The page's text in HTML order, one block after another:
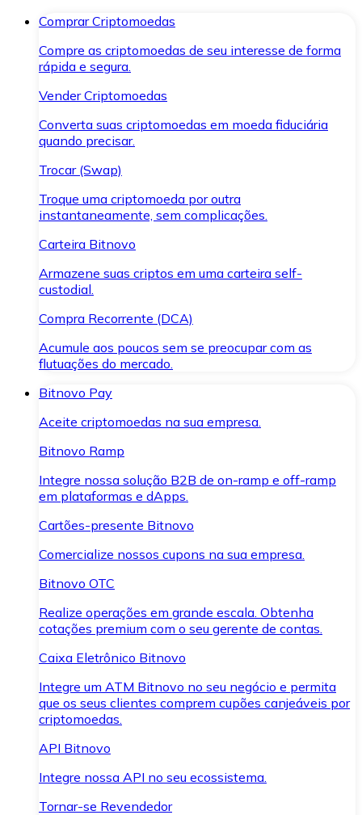
Comprar Criptomoedas
Compre as criptomoedas de seu interesse de forma
rápida e segura.
Vender Criptomoedas
Converta suas criptomoedas em moeda fiduciária
quando precisar.
Trocar (Swap)
Troque uma criptomoeda por outra
instantaneamente, sem complicações.
Carteira Bitnovo
Armazene suas criptos em uma carteira self-
custodial.
Compra Recorrente (DCA)
Acumule aos poucos sem se preocupar com as
flutuações do mercado.
Bitnovo Pay
Aceite criptomoedas na sua empresa.
Bitnovo Ramp
Integre nossa solução B2B de on-ramp e off-ramp
em plataformas e dApps.
Cartões-presente Bitnovo
Comercialize nossos cupons na sua empresa.
Bitnovo OTC
Realize operações em grande escala. Obtenha
cotações premium com o seu gerente de contas.
Caixa Eletrônico Bitnovo
Integre um ATM Bitnovo no seu negócio e permita
que os seus clientes comprem cupões canjeáveis por
criptomoedas.
API Bitnovo
Integre nossa API no seu ecossistema.
Tornar-se Revendedor